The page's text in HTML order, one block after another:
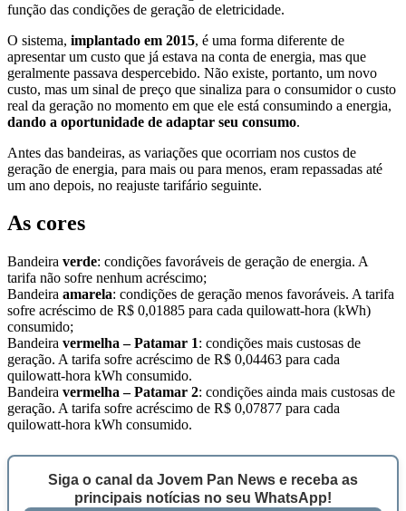
função das condições de geração de eletricidade.
O sistema, implantado em 2015, é uma forma diferente de
apresentar um custo que já estava na conta de energia, mas que
geralmente passava despercebido. Não existe, portanto, um novo
custo, mas um sinal de preço que sinaliza para o consumidor o custo
real da geração no momento em que ele está consumindo a energia,
dando a oportunidade de adaptar seu consumo.
Antes das bandeiras, as variações que ocorriam nos custos de
geração de energia, para mais ou para menos, eram repassadas até
um ano depois, no reajuste tarifário seguinte.
As cores
Bandeira verde: condições favoráveis de geração de energia. A
tarifa não sofre nenhum acréscimo;
Bandeira amarela: condições de geração menos favoráveis. A tarifa
sofre acréscimo de R$ 0,01885 para cada quilowatt-hora (kWh)
consumido;
Bandeira vermelha – Patamar 1: condições mais custosas de
geração. A tarifa sofre acréscimo de R$ 0,04463 para cada
quilowatt-hora kWh consumido.
Bandeira vermelha – Patamar 2: condições ainda mais custosas de
geração. A tarifa sofre acréscimo de R$ 0,07877 para cada
quilowatt-hora kWh consumido.
Siga o canal da Jovem Pan News e receba as
principais notícias no seu WhatsApp!